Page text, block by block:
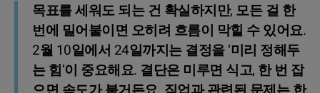
목표를 세워도 되는 건 확실하지만, 모든 걸 한
번에 밀어붙이면 오히려 흐름이 막힐 수 있어요.
2월 10일에서 24일까지는 결정을 ‘미리 정해두
는 힘’이 중요해요. 결단은 미루면 식고, 한 번 잡